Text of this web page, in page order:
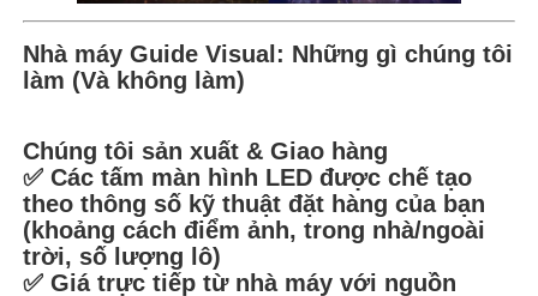
Nhà máy Guide Visual: Những gì chúng tôi
làm (Và không làm)
Chúng tôi sản xuất & Giao hàng
✅ Các tấm màn hình LED được chế tạo
theo thông số kỹ thuật đặt hàng của bạn
(khoảng cách điểm ảnh, trong nhà/ngoài
trời, số lượng lô)
✅ Giá trực tiếp từ nhà máy với nguồn